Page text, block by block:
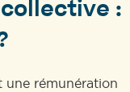
:
une rémunération